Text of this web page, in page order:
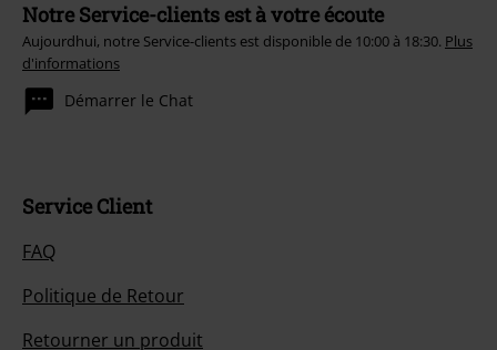
Notre Service-clients est à votre écoute
Aujourdhui, notre Service-clients est disponible de 10:00 à 18:30. Plus
d'informations
Démarrer le Chat
Service Client
FAQ
Politique de Retour
Retourner un produit